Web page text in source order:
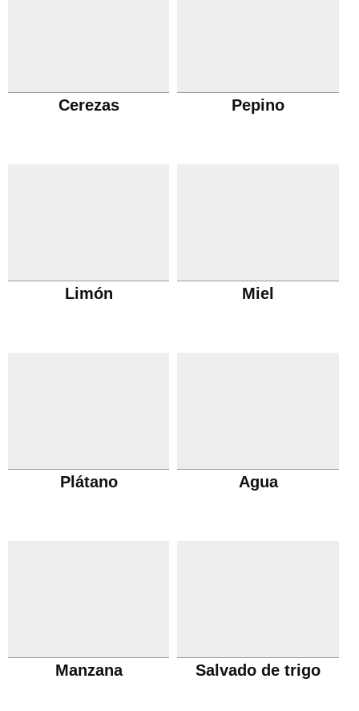
Cerezas Pepino
Limón Miel
Plátano Agua
Manzana Salvado de trigo